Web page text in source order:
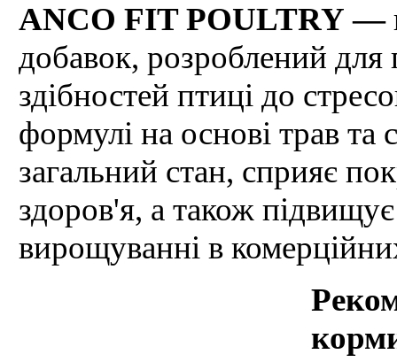
ANCO FIT POULTRY —
добавок, розроблений
здібностей птиці до
формулі на основі трав та
загальний стан, сприяє
здоров'я, а також
вирощуванні в